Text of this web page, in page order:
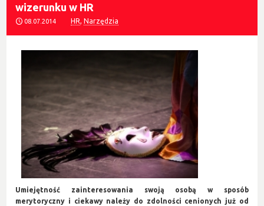
wizerunku w HR
08.07.2014 HR,Narzędzia
Umiejętność zainteresowania swoją osobą w sposób
merytoryczny i ciekawy należy do zdolności cenionych już od